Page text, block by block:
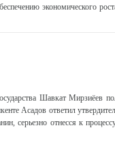
экономического
Шавкат Мирзиёев
Асадов ответил
серьезно отнесся к